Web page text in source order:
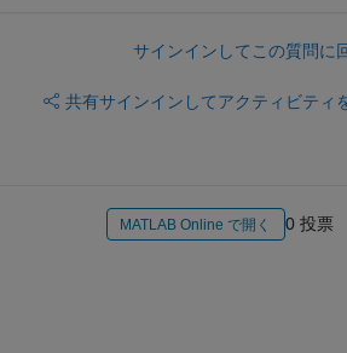
サインインしてこの質問に
共有サインインしてアクティビティ
MATLAB Online で開く 0 投票